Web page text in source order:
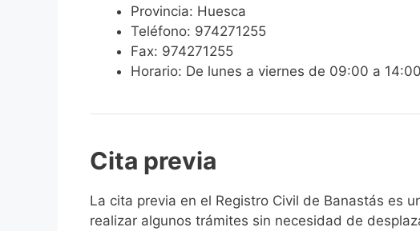
Provincia: Huesca
Teléfono: 974271255
Fax: 974271255
Horario: De lunes a viernes de 09:00 a
Cita previa
​​​​​​​​​​​​​​​​​​​​​​​​​​​​La cita previa en el Registro Civil de Banastás es
realizar algunos trámites sin necesidad de